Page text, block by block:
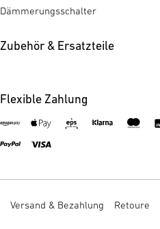
Dämmerungsschalter
Zubehör & Ersatzteile
Flexible Zahlung
Versand & Bezahlung Retoure